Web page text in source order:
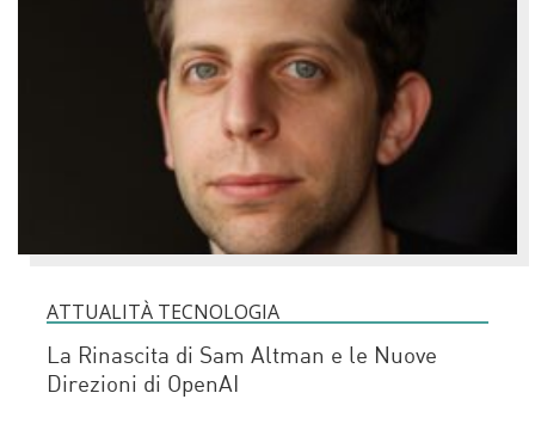
ATTUALITÀ TECNOLOGIA
La Rinascita di Sam Altman e le Nuove
Direzioni di OpenAI